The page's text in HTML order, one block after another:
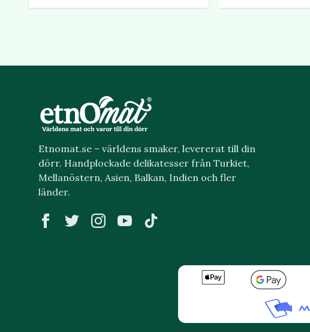
Etnomat.se – världens smaker, levererat till din
dörr. Handplockade delikatesser från Turkiet,
Mellanöstern, Asien, Balkan, Indien och fler
länder.